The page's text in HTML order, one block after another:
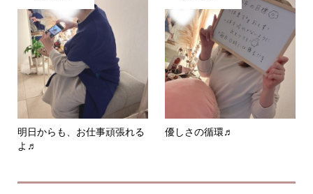
明日からも、お仕事頑張れる
よ♬
優しさの循環♬